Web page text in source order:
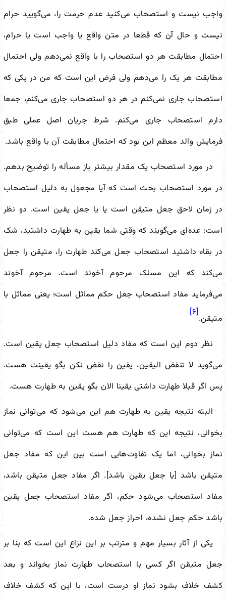
واجب نیست و استصحاب می‌کنید عدم حرمت را، می‌گویید حرام
نیست و حال آن که قطعا در متن واقع یا واجب است یا حرام،
احتمال مطابقت هر دو استصحاب را با واقع نمی‌دهم ولی احتمال
مطابقت هر یک را می‌دهم ولی فرض این است که من در یکی که
استصحاب جاری نمی‌کنم در هر دو استصحاب جاری می‌کنم، جمعا
دارم استصحاب جاری می‌کنم. شرط جریان اصل عملی طبق
فرمایش والد معظم این بود که احتمال مطابقت آن با واقع باشد.
در مورد استصحاب یک مقدار بیشتر باز مسأله را توضیح بدهم.
در مورد استصحاب بحث است که آیا مجعول به دلیل استصحاب
در زمان لاحق جعل متیقن است یا یا جعل یقین است. دو نظر
است: عده‌ای می‌گویند که وقتی شما یقین به طهارت داشتید، شک
در بقاء داشتید استصحاب جعل می‌کند طهارت را، متیقن را جعل
می‌کند که این مسلک مرحوم آخوند است. مرحوم آخوند
می‌فرماید مفاد استصحاب جعل حکم مماثل است؛ یعنی مماثل با
متیقن.
[۶]
نظر دوم این است که مفاد دلیل استصحاب جعل یقین است.
می‌گوید لا تنقض الیقین، یقین را نقض نکن بگو یقینت هست.
پس اگر قبلا طهارت داشتی یقینا الان بگو یقین به طهارت هست.
البته نتیجه یقین به طهارت هم این می‌شود که می‌توانی نماز
بخوانی، نتیجه این که طهارت هم هست این است که می‌توانی
نماز بخوانی، اما یک تفاوت‌هایی است بین این که مفاد جعل
متیقن باشد [یا جعل یقین باشد]. اگر مفاد جعل متیقن باشد،
مفاد استصحاب می‌شود حکم، اگر مفاد استصحاب جعل یقین
باشد حکم جعل نشده، احراز جعل شده.
یکی از آثار بسیار مهم و مترتب بر این نزاع این است که بنا بر
جعل متیقن اگر کسی با استصحاب طهارت نماز بخواند و بعد
کشف خلاف بشود نماز او درست است، با این که کشف خلاف